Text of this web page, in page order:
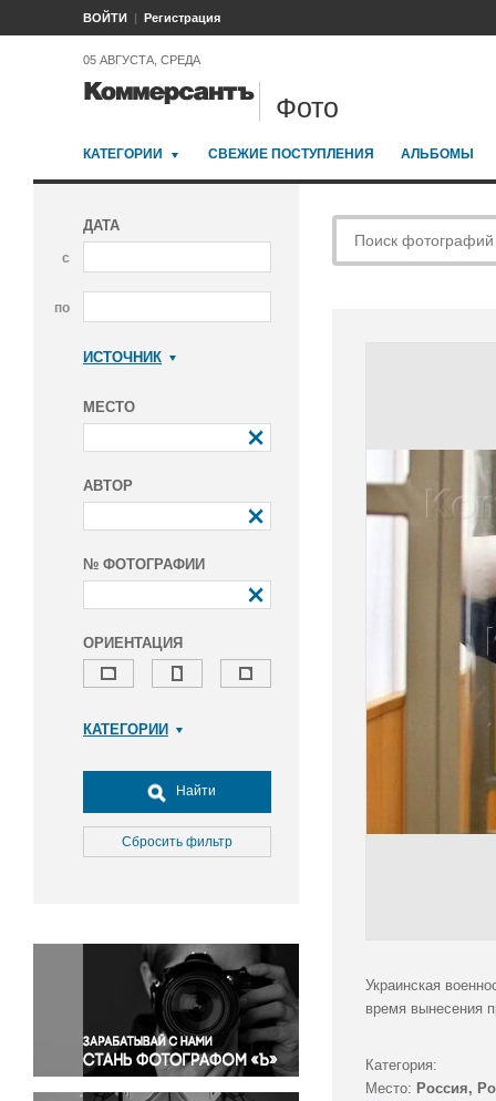
ВОЙТИ Регистрация
05 АВГУСТА, СРЕДА
Фото
КАТЕГОРИИ СВЕЖИЕ ПОСТУПЛЕНИЯ АЛЬБОМЫ
ДАТА
с
по
ИСТОЧНИК
МЕСТО
АВТОР
№ ФОТОГРАФИИ
ОРИЕНТАЦИЯ
КАТЕГОРИИ
Досуг, туризм и отдых
Культура
Медицина
Окружающая среда
Политика
Правосудие
Происшествия и конфликты
Религия
Светская жизнь
Найти
Сбросить фильтр
Украинская
время вынесения
Категория:
Место: Россия,